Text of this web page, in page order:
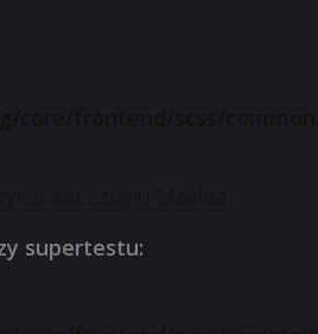
supertestu: